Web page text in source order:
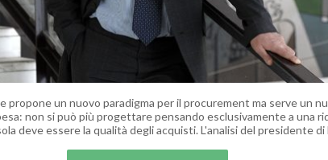
propone un nuovo paradigma per il procurement ma serve un
non si può più progettare pensando esclusivamente a una
deve essere la qualità degli acquisti. L'analisi del presidente di